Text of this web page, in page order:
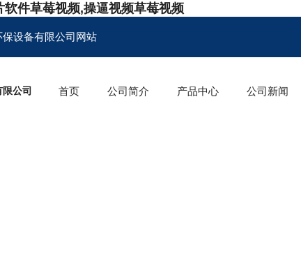
件草莓视频,操逼视频草莓视频
设备有限公司网站
首页 公司简介 产品中心 公司新闻